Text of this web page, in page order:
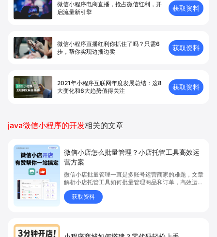
微信小程序电商直播，抢占微信红利，开
启流量新引擎
获取资料
微信小程序直播红利你抓住了吗？只需6
步，帮你实现边播边卖
获取资料
2021年小程序互联网年度发展总结：这8
大变化和6大趋势值得关注
获取资料
java微信小程序的开发相关的文章
微信小店怎么批量管理？小店托管工具高效运
营方案
微信小店批量管理一直是多账号运营商家的难题，文章
解析小店托管工具如何批量管理商品和订单，高效运营
多账号微信小店。通过智能同步、AI运营托管和丰富营
销玩法，全面提升门店管理效率。点击了解微信小店批
量管理、高效托管的实用方案！
获取资料